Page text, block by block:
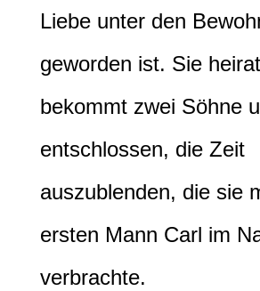
Liebe unter den
geworden ist. Sie
bekommt zwei Söhne
entschlossen, die Zeit
auszublenden, die sie
ersten Mann Carl im
verbrachte.